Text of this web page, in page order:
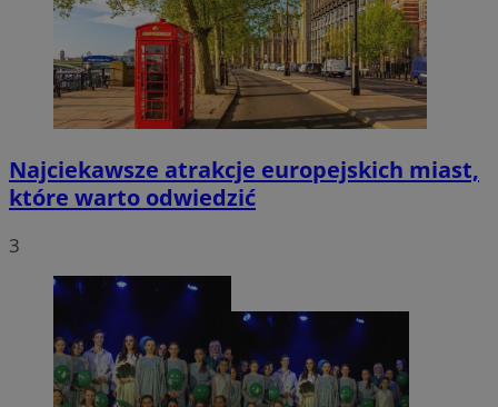
Najciekawsze atrakcje europejskich miast,
które warto odwiedzić
3